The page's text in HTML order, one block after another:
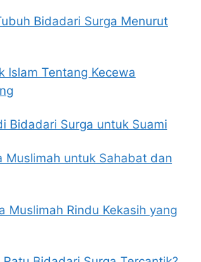
Bidadari Surga Menurut
Islam Tentang Kecewa
Bidadari Surga untuk Suami
Muslimah untuk Sahabat dan
Muslimah Rindu Kekasih yang